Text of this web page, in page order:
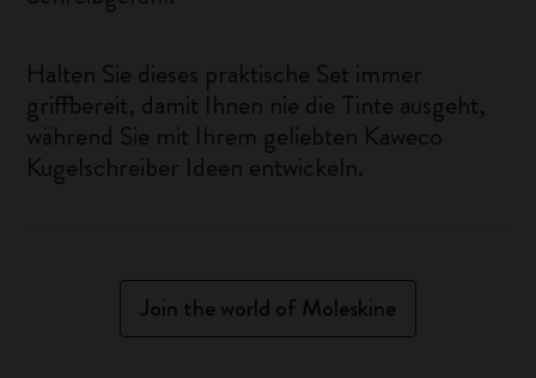
Halten Sie dieses praktische Set immer
griffbereit, damit Ihnen nie die Tinte ausgeht,
während Sie mit Ihrem geliebten Kaweco
Kugelschreiber Ideen entwickeln.
Join the world of Moleskine